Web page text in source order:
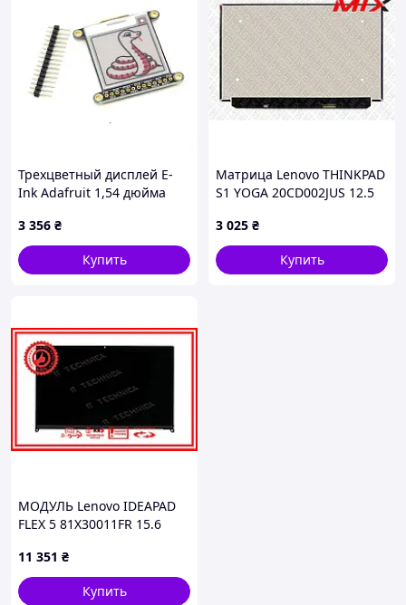
Трехцветный дисплей E-
Ink Adafruit 1,54 дюйма
3 356 ₴
Купить
Матрица Lenovo THINKPAD
S1 YOGA 20CD002JUS 12.5
NTSC 300 cd/m² для
ноутбука
3 025 ₴
Купить
МОДУЛЬ Lenovo IDEAPAD
FLEX 5 81X30011FR 15.6
100% sRGB 500 cd/m² для
ноутбука
11 351 ₴
Купить